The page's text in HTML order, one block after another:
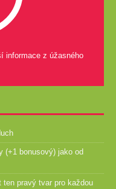
informace z úžasného
(+1 bonusový) jako od
pravý tvar pro každou